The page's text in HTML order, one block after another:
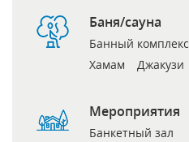
Баня/сауна
Банный комплекс
Хамам
Джакузи
Мероприятия
Банкетный зал